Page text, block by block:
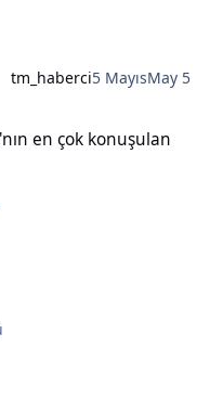
tm_haberci5 MayısMay 5
en çok konuşulan